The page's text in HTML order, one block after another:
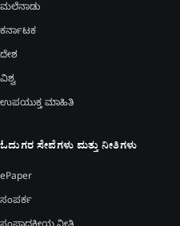
ಮಲೆನಾಡು
ಕರ್ನಾಟಕ
ದೇಶ
ವಿಶ್ವ
ಉಪಯುಕ್ತ ಮಾಹಿತಿ
ಓದುಗರ ಸೇವೆಗಳು ಮತ್ತು ನೀತಿಗಳು
ePaper
ಸಂಪರ್ಕ